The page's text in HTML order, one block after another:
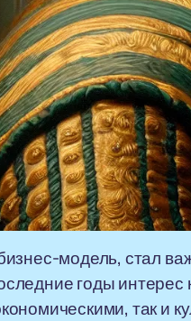
модель, стал
годы интерес
так и